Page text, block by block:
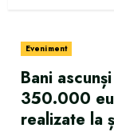
Eveniment
Bani
350.000
realizate la